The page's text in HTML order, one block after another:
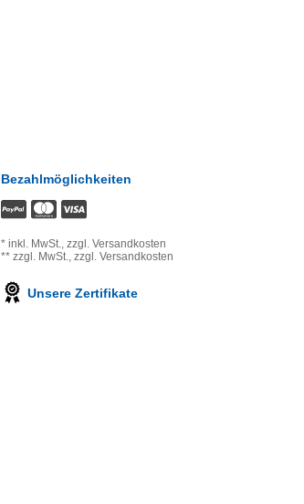
Bezahlmöglichkeiten
* inkl. MwSt., zzgl. Versandkosten
** zzgl. MwSt., zzgl. Versandkosten
Unsere Zertifikate